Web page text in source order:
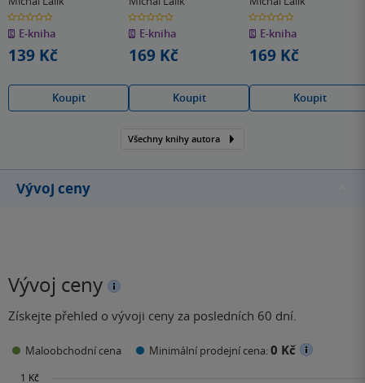
0.0
z
5
hvězdiček
E-kniha
139 Kč
Koupit
0.0
z
5
hvězdiček
E-kniha
169 Kč
Koupit
0.0
z
5
hvězdiček
E-kniha
169 Kč
Koupit
Všechny knihy autora
Vývoj ceny
Vývoj ceny
Získejte přehled o vývoji ceny za posledních 60 dní.
Maloobchodní cena Minimální prodejní cena:0 Kč